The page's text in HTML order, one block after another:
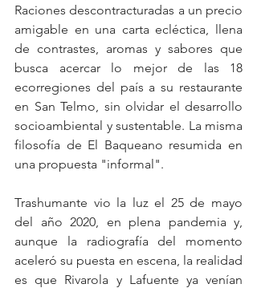
Raciones descontracturadas a un precio
amigable en una carta ecléctica, llena
de contrastes, aromas y sabores que
busca acercar lo mejor de las 18
ecorregiones del país a su restaurante
en San Telmo, sin olvidar el desarrollo
socioambiental y sustentable. La misma
filosofía de El Baqueano resumida en
una propuesta "informal".
Trashumante vio la luz el 25 de mayo
del año 2020, en plena pandemia y,
aunque la radiografía del momento
aceleró su puesta en escena, la realidad
es que Rivarola y Lafuente ya venían